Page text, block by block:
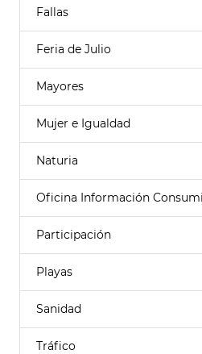
Fallas
Feria de Julio
Mayores
Mujer e Igualdad
Naturia
Oficina Información
Participación
Playas
Sanidad
Tráfico